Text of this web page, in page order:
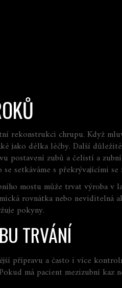
rekonstrukci chrupu. Když
jako délka léčby. Další
postavení zubů a čelistí a
se setkáváme s překrývajícími
mostu může trvat výroba v
rovnátka nebo neviditelná
pokyny.
TRVÁNÍ
přípravu a často i více
má pacient mezizubní kaz